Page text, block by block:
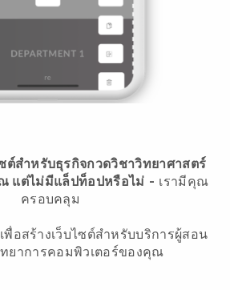
ต์สำหรับธุรกิจกวดวิชาวิทยาศาสตร์
แต่ไม่มีแล็ปท็อปหรือไม่ - เรามีคุณ
ครอบคลุม
อสร้างเว็บไซต์สำหรับบริการผู้สอน
ยาการคอมพิวเตอร์ของคุณ